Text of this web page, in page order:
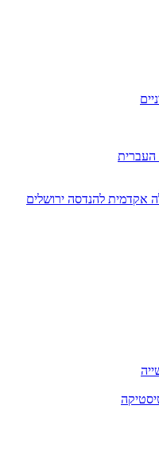
העברית
אקדמית להנדסה ירושלים